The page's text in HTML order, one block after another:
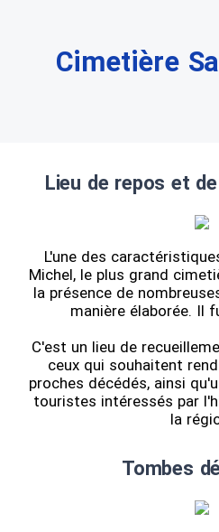
Cimetière
Lieu de repos et
L'une des
Michel, le plus grand
la présence de
manière élaborée. Il
C'est un lieu de
ceux qui souhaitent
proches décédés, ainsi
touristes intéressés par
la
Tombes